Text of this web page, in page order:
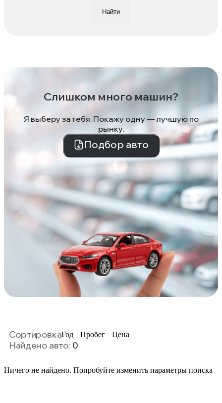
Найти
Слишком много машин?
Я выберу за тебя. Покажу одну — лучшую по
рынку.
Подбор авто
СортировкаГод Пробег Цена
Найдено авто: 0
Ничего не найдено. Попробуйте изменить параметры поиска